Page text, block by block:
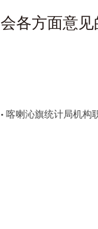
会各方面意
• 喀喇沁旗统计局机构